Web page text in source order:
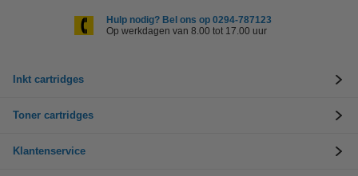
Hulp nodig? Bel ons op 0294-787123
Op werkdagen van 8.00 tot 17.00 uur
Inkt cartridges
Toner cartridges
Klantenservice